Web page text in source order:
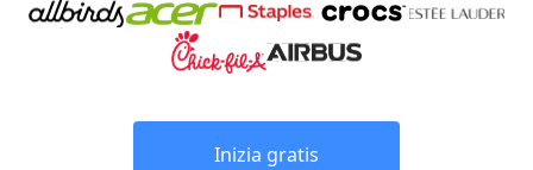
Inizia gratis